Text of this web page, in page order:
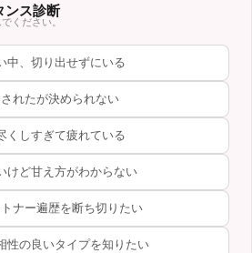
ンス診断
ください。
中、切り出せずにいる
れたが決められない
くしすぎて疲れている
けど甘え方がわからない
ナー遍歴を断ち切りたい
性の良いタイプを知りたい